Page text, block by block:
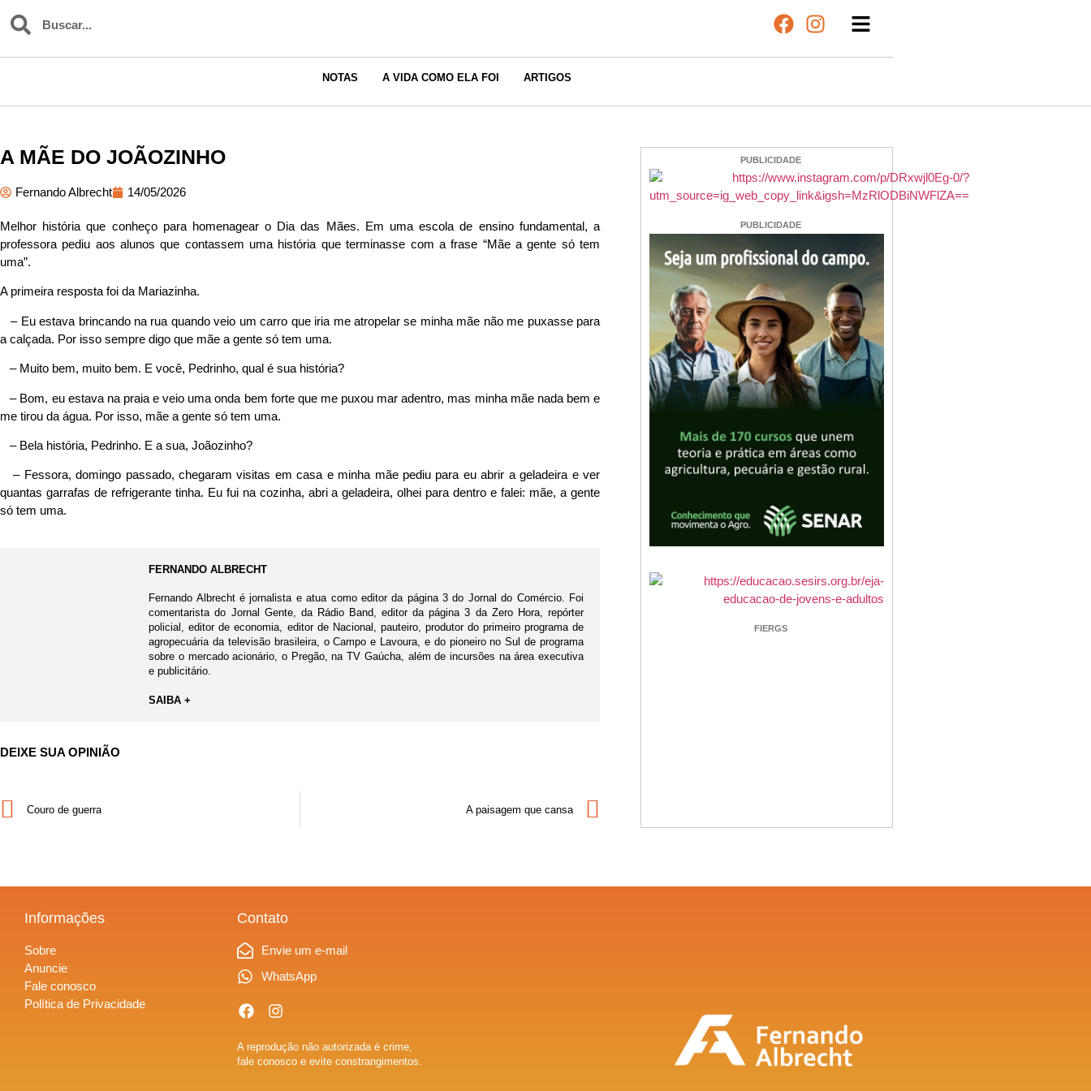
NOTAS A VIDA COMO ELA FOI ARTIGOS
A MÃE DO JOÃOZINHO
Fernando Albrecht 14/05/2026
Melhor história que conheço para homenagear o Dia das Mães. Em uma escola de ensino fundamental, a
professora pediu aos alunos que contassem uma história que terminasse com a frase “Mãe a gente só tem
uma”.
A primeira resposta foi da Mariazinha.
– Eu estava brincando na rua quando veio um carro que iria me atropelar se minha mãe não me puxasse para
a calçada. Por isso sempre digo que mãe a gente só tem uma.
– Muito bem, muito bem. E você, Pedrinho, qual é sua história?
– Bom, eu estava na praia e veio uma onda bem forte que me puxou mar adentro, mas minha mãe nada bem e
me tirou da água. Por isso, mãe a gente só tem uma.
– Bela história, Pedrinho. E a sua, Joãozinho?
– Fessora, domingo passado, chegaram visitas em casa e minha mãe pediu para eu abrir a geladeira e ver
quantas garrafas de refrigerante tinha. Eu fui na cozinha, abri a geladeira, olhei para dentro e falei: mãe, a gente
só tem uma.
FERNANDO ALBRECHT
Fernando Albrecht é jornalista e atua como editor da página 3 do Jornal do Comércio. Foi
comentarista do Jornal Gente, da Rádio Band, editor da página 3 da Zero Hora, repórter
policial, editor de economia, editor de Nacional, pauteiro, produtor do primeiro programa de
agropecuária da televisão brasileira, o Campo e Lavoura, e do pioneiro no Sul de programa
sobre o mercado acionário, o Pregão, na TV Gaúcha, além de incursões na área executiva
e publicitário.
SAIBA +
DEIXE SUA OPINIÃO
Couro de guerra A paisagem que cansa
PUBLICIDADE
PUBLICIDADE
FIERGS
Informações
Sobre
Anuncie
Fale conosco
Política de Privacidade
Contato
Envie um e-mail
WhatsApp
A reprodução não autorizada é crime,
fale conosco e evite constrangimentos.